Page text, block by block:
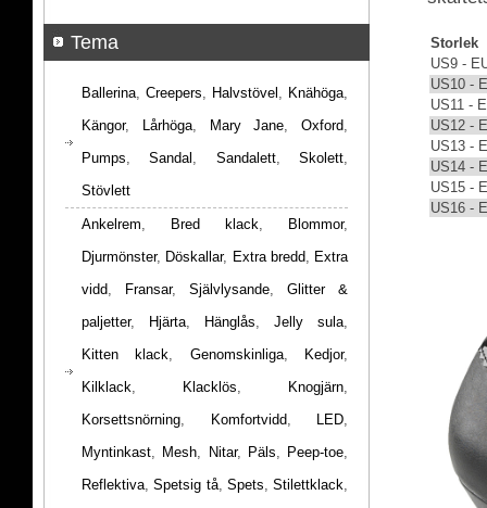
Storlek
US9 -
US10 -
US11 -
US12 -
US13 -
US14 -
US15 -
US16 -
Tema
Ballerina, Creepers, Halvstövel , Knähöga,
Kängor, Lårhöga, Mary Jane, Oxford,
Pumps,Sandal , Sandalett,Skolett,
Stövlett
Ankelrem, Bred klack, Blommor,
Djurmönster, Döskallar, Extra bredd, Extra
vidd, Fransar, Självlysande, Glitter &
paljetter, Hjärta, Hänglås, Jelly sula,
Kitten klack, Genomskinliga, Kedjor,
Kilklack, Klacklös, Knogjärn,
Korsettsnörning, Komfortvidd, LED,
Myntinkast, Mesh, Nitar, Päls, Peep-toe,
Reflektiva,Spetsig tå, Spets, Stilettklack,